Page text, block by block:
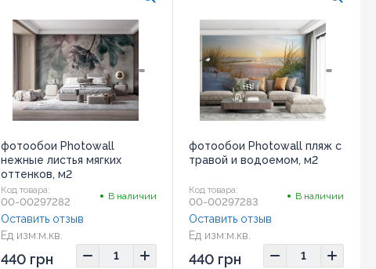
фотообои Photowall
нежные листья мягких
оттенков, м2
Код товара:
00-00297282 В наличии
Ед изм:м.кв.
Оставить отзыв
440 грн
фотообои Photowall пляж с
травой и водоемом, м2
Код товара:
00-00297283 В наличии
Ед изм:м.кв.
Оставить отзыв
440 грн